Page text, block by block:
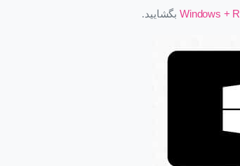
Windows + R بگشایید.